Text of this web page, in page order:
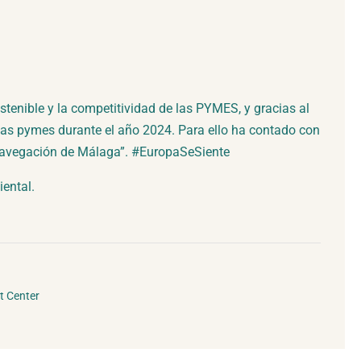
y la competitividad de las PYMES, y gracias al
pymes durante el año 2024. Para ello ha contado con
de Málaga”. #EuropaSeSiente
Center